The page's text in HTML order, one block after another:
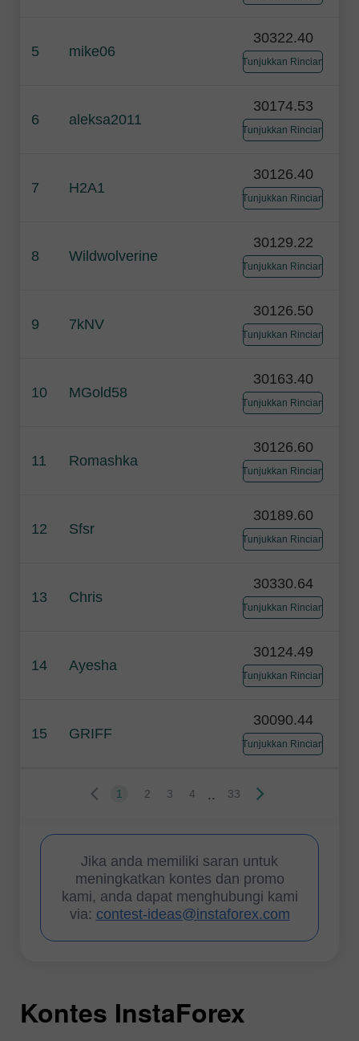
5 mike06
30322.40
Tunjukkan Rincian
6 aleksa2011
30174.53
Tunjukkan Rincian
7 H2A1
30126.40
Tunjukkan Rincian
8 Wildwolverine
30129.22
Tunjukkan Rincian
9 7kNV
30126.50
Tunjukkan Rincian
10 MGold58
30163.40
Tunjukkan Rincian
11 Romashka
30126.60
Tunjukkan Rincian
12 Sfsr
30189.60
Tunjukkan Rincian
13 Chris
30330.64
Tunjukkan Rincian
14 Ayesha
30124.49
Tunjukkan Rincian
15 GRIFF
30090.44
Tunjukkan Rincian
1 2 3 4 .. 33
Jika anda memiliki saran untuk
meningkatkan kontes dan promo
kami, anda dapat menghubungi kami
via: contest-ideas@instaforex.com
Kontes InstaForex